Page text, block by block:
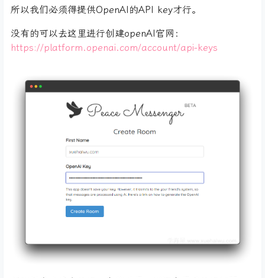
所以我们必须得提供OpenAI的API key才行。
没有的可以去这里进行创建openAI官网：
https://platform.openai.com/account/api-keys